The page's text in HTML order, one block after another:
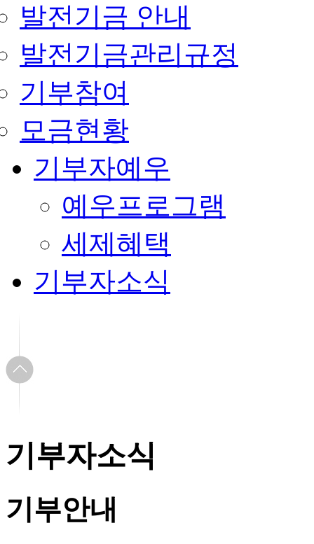
발전기금 안내
발전기금관리규정
기부참여
모금현황
기부자예우
예우프로그램
세제혜택
기부자소식
기부자소식
기부안내